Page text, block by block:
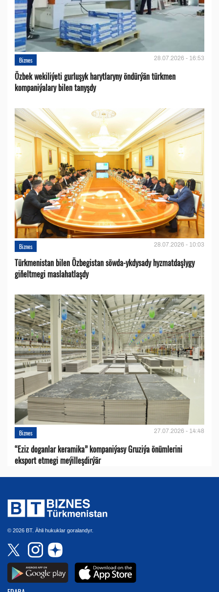
Biznes 28.07.2026 - 16:53
Özbek wekiliýeti gurluşyk harytlaryny öndürýän türkmen
kompaniýalary bilen tanyşdy
Biznes 28.07.2026 - 10:03
Türkmenistan bilen Özbegistan söwda-ykdysady hyzmatdaşlygy
giňeltmegi maslahatlaşdy
Biznes 27.07.2026 - 14:48
“Eziz doganlar keramika” kompaniýasy Gruziýa önümlerini
eksport etmegi meýilleşdirýär
© 2026 BT. Ähli hukuklar goralandyr.